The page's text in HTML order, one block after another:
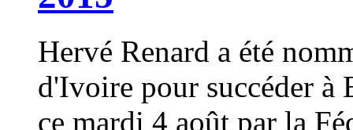
Hervé Renard a été
d'Ivoire pour succéder à
ce mardi 4 août par la